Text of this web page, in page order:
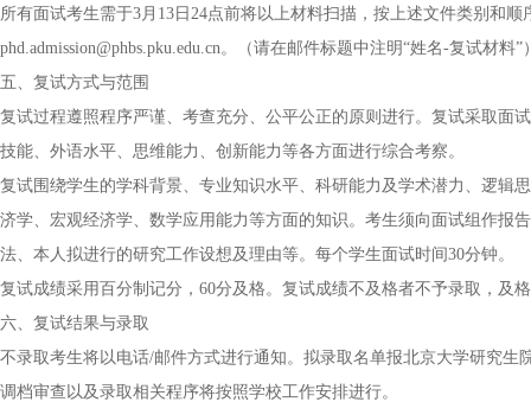
所有面试考生需于3月13日24点前将以上材料扫描，按上述文件类别和
phd.admission@phbs.pku.edu.cn。（请在邮件标题中注明“姓名-复试材料”
五、复试方式与范围
复试过程遵照程序严谨、考查充分、公平公正的原则进行。复试采取面
技能、外语水平、思维能力、创新能力等各方面进行综合考察。
复试围绕学生的学科背景、专业知识水平、科研能力及学术潜力、逻辑
济学、宏观经济学、数学应用能力等方面的知识。考生须向面试组作报
法、本人拟进行的研究工作设想及理由等。每个学生面试时间30分钟。
复试成绩采用百分制记分，60分及格。复试成绩不及格者不予录取，及
六、复试结果与录取
不录取考生将以电话/邮件方式进行通知。拟录取名单报北京大学研究
调档审查以及录取相关程序将按照学校工作安排进行。